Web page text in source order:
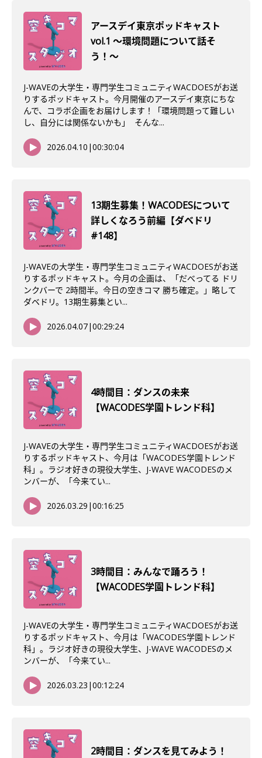
アースデイ東京ポッドキャスト
vol.1 〜環境問題について話そ
う！〜
J-WAVEの大学生・専門学生コミュニティWACDOESがお送
りするポッドキャスト。今月開催のアースデイ東京にちな
んで、コラボ企画をお届けします！「環境問題って難しい
し、自分には関係ないかも」 そんな...
2026.04.10 |00:30:04
13期生募集！WACODESについて
詳しくなろう前編【ダベドリ
#148】
J-WAVEの大学生・専門学生コミュニティWACDOESがお送
りするポッドキャスト。今月の企画は、「だべってる ドリ
ンクバーで 2時間半。今日の空きコマ 勝ち確定。」略して
ダベドリ。13期生募集とい...
2026.04.07|00:29:24
4時間目：ダンスの未来
【WACODES学園トレンド科】
J-WAVEの大学生・専門学生コミュニティWACDOESがお送
りするポッドキャスト、今月は「WACODES学園トレンド
科」。ラジオ好きの現役大学生、J-WAVE WACODESのメ
ンバーが、「今来てい...
2026.03.29 |00:16:25
3時間目：みんなで踊ろう！
【WACODES学園トレンド科】
J-WAVEの大学生・専門学生コミュニティWACDOESがお送
りするポッドキャスト、今月は「WACODES学園トレンド
科」。ラジオ好きの現役大学生、J-WAVE WACODESのメ
ンバーが、「今来てい...
2026.03.23 |00:12:24
2時間目：ダンスを見てみよう！